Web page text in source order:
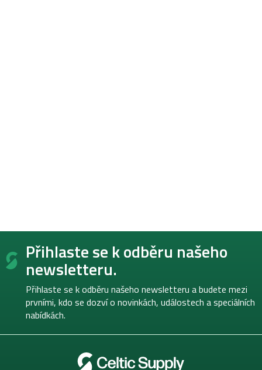
Z
Přihlaste se k odběru našeho
newsletteru.
Přihlaste se k odběru našeho newsletteru a budete mezi
prvními, kdo se dozví o novinkách, událostech a speciálních
nabídkách.